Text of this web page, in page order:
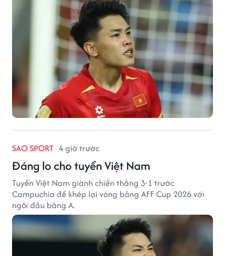
SAO SPORT 4 giờ trước
Đáng lo cho tuyển Việt Nam
Tuyển Việt Nam giành chiến thắng 3-1 trước
Campuchia để khép lại vòng bảng AFF Cup 2026 với
ngôi đầu bảng A.